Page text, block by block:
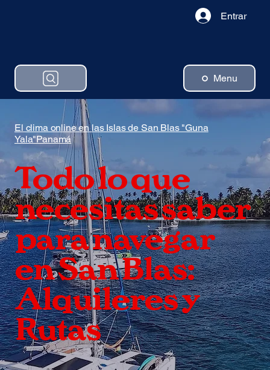
Menu
Entrar
El clima online en las Islas de San Blas "Guna
Yala"Panamá
Todo lo que
necesitas saber
para navegar
en San Blas:
Alquileres y
Rutas